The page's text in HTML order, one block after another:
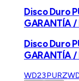
Disco Duro
GARANTÍA
Disco Duro
GARANTÍA
WD23PURZ